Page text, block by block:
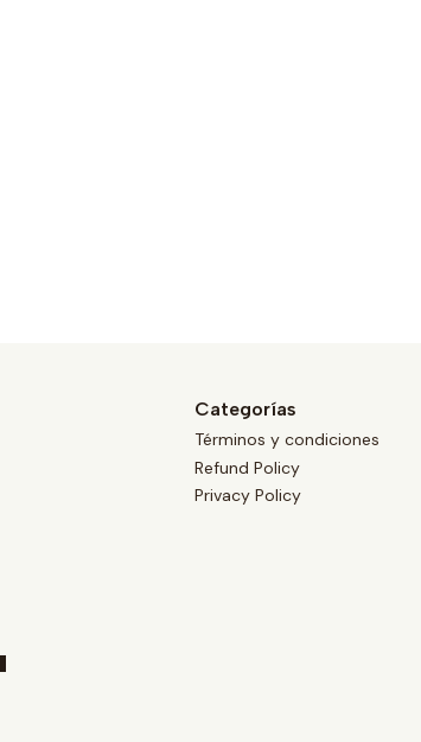
Categorías
Términos y condiciones
Refund Policy
Privacy Policy